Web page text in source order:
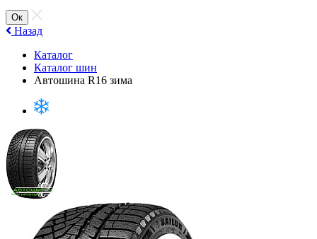
Ок
Назад
Каталог
Каталог шин
Автошина R16 зима